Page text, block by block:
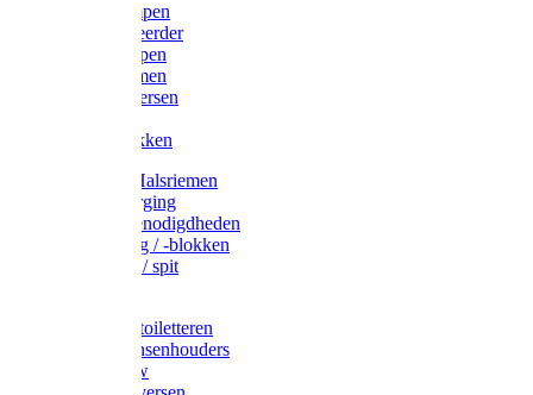
Warmtelampen
Staartcoupeerder
Biggenkappen
Neuskrammen
Varken diversen
Varkensbakken
Halsters / Halsriemen
Hoefverzorging
Lammer benodigdheden
Ramdektuig / -blokken
Vastzetpen / spit
Poetsen & toiletteren
Zadel-/Trensenhouders
Halstertouw